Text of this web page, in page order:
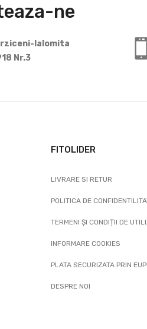
ne
Ialomita
Nr.3
FITOLIDER
LIVRARE SI RETUR
POLITICA DE
TERMENI ȘI CONDIȚII DE
INFORMARE COOKIES
PLATA SECURIZATA PRIN
DESPRE NOI